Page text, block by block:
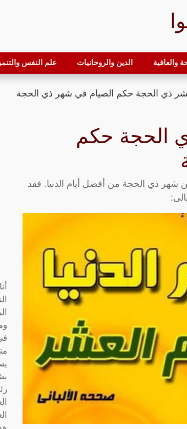
والعافية الدين والروحانيات علم النفس
عشر ذي الحجة حكم الصيام في شهر ذي الحجة
الحجة حكم
شهر ذي الحجة من أفضل أيام الدنيا. فقد